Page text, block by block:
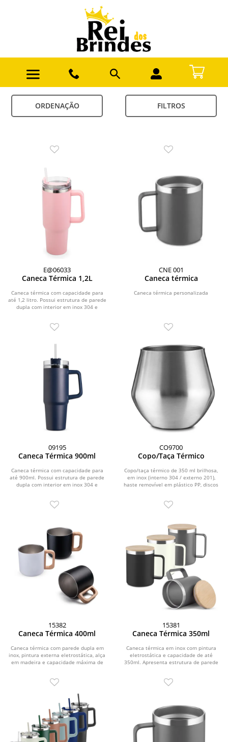
ORDENAÇÃO FILTROS
E@06033
Caneca Térmica 1,2L
Caneca térmica com capacidade para
até 1,2 litro. Possui estrutura de parede
dupla com interior em inox 304 e
CNE 001
Caneca térmica
Caneca térmica personalizada
09195
Caneca Térmica 900ml
Caneca térmica com capacidade para
até 900ml. Possui estrutura de parede
dupla com interior em inox 304 e
CO9700
Copo/Taça Térmico
Copo/taça térmico de 350 ml brilhosa,
em inox (interno 304 / externo 201),
haste removível em plástico PP, discos
15382
Caneca Térmica 400ml
Caneca térmica com parede dupla em
inox, pintura externa eletrostática, alça
em madeira e capacidade máxima de
15381
Caneca Térmica 350ml
Caneca térmica em inox com pintura
eletrostática e capacidade de até
350ml. Apresenta estrutura de parede